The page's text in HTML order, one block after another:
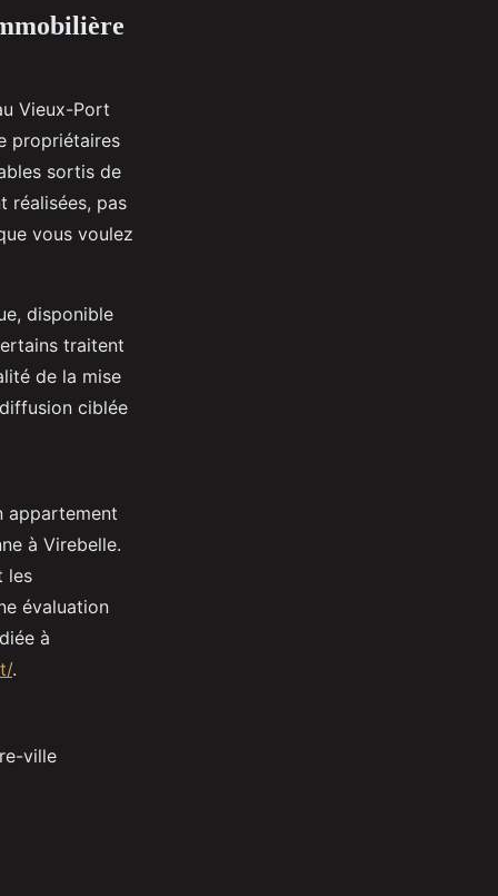
Vieux-Port
propriétaires
sortis de
réalisées, pas
vous voulez
disponible
traitent
de la mise
ciblée
appartement
à Virebelle.
les
évaluation
à
.
ville